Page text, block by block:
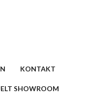
KONTAKT
SHOWROOM